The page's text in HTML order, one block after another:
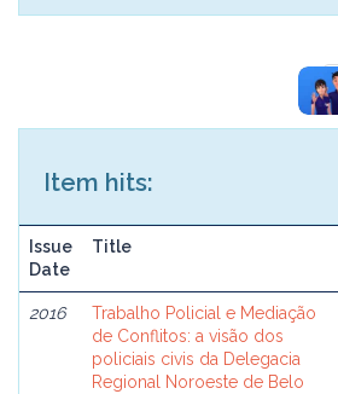
Item hits:
Issue
Date
Title
2016
Trabalho Policial e Mediação
de Conflitos: a visão dos
policiais civis da Delegacia
Regional Noroeste de Belo